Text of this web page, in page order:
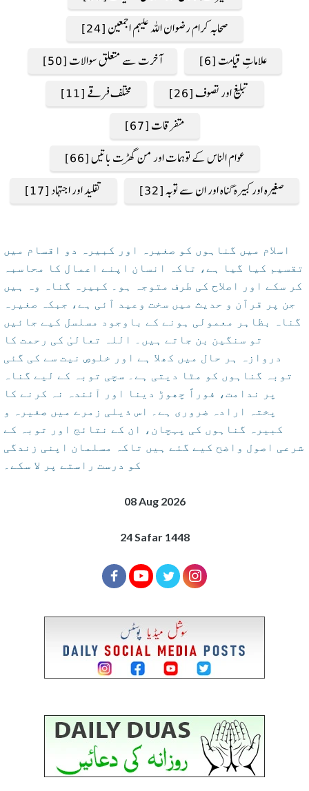
صحابہ کرام رضوان اللہ علیہم اجمعین [24]
آخرت سے متعلق سوالات [50]
علاماتِ قیامت [6]
مختلف فرقے [11]
تبلیغ اور تصوف [26]
متفرقات [67]
عوام الناس کے توہمات اور من گھڑت باتیں [66]
تقلید اور اجتہاد [17]
صغیرہ اور کبیرہ گناہ اور ان سے توبہ [32]
اسلام میں گناہوں کو صغیرہ اور کبیرہ دو اقسام میں
تقسیم کیا گیا ہے، تاکہ انسان اپنے اعمال کا محاسبہ
کر سکے اور اصلاح کی طرف متوجہ ہو۔ کبیرہ گناہ وہ ہیں
جن پر قرآن و حدیث میں سخت وعید آئی ہے، جبکہ صغیرہ
گناہ بظاہر معمولی ہونے کے باوجود مسلسل کیے جائیں
تو سنگین بن جاتے ہیں۔ اللہ تعالیٰ کی رحمت کا
دروازہ ہر حال میں کھلا ہے اور خلوصِ نیت سے کی گئی
توبہ گناہوں کو مٹا دیتی ہے۔ سچی توبہ کے لیے گناہ
پر ندامت، فوراً چھوڑ دینا اور آئندہ نہ کرنے کا
پختہ ارادہ ضروری ہے۔ اس ذیلی زمرے میں صغیرہ و
کبیرہ گناہوں کی پہچان، ان کے نتائج اور توبہ کے
شرعی اصول واضح کیے گئے ہیں تاکہ مسلمان اپنی زندگی
کو درست راستے پر لا سکے۔
08 Aug 2026
24 Safar 1448